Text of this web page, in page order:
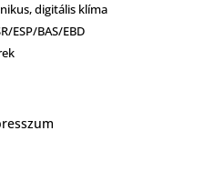
digitális klíma
ESP/BAS/EBD